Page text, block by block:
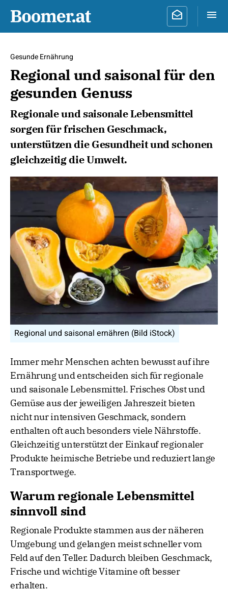
Gesunde Ernährung
Regional und saisonal für den
gesunden Genuss
Regionale und saisonale Lebensmittel
sorgen für frischen Geschmack,
unterstützen die Gesundheit und schonen
gleichzeitig die Umwelt.
Regional und saisonal ernähren (Bild iStock)
Immer mehr Menschen achten bewusst auf ihre
Ernährung und entscheiden sich für regionale
und saisonale Lebensmittel. Frisches Obst und
Gemüse aus der jeweiligen Jahreszeit bieten
nicht nur intensiven Geschmack, sondern
enthalten oft auch besonders viele Nährstoffe.
Gleichzeitig unterstützt der Einkauf regionaler
Produkte heimische Betriebe und reduziert lange
Transportwege.
Warum regionale Lebensmittel
sinnvoll sind
Regionale Produkte stammen aus der näheren
Umgebung und gelangen meist schneller vom
Feld auf den Teller. Dadurch bleiben Geschmack,
Frische und wichtige Vitamine oft besser
erhalten.